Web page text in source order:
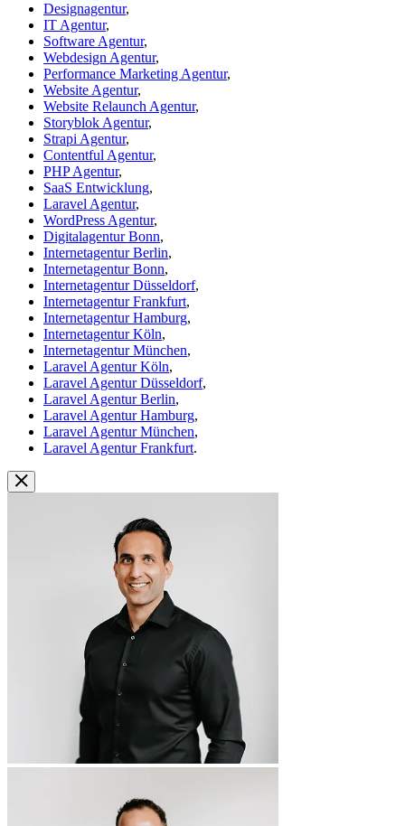
Designagentur,
IT Agentur,
Software Agentur,
Webdesign Agentur,
Performance Marketing Agentur,
Website Agentur,
Website Relaunch Agentur,
Storyblok Agentur,
Strapi Agentur,
Contentful Agentur,
PHP Agentur,
SaaS Entwicklung,
Laravel Agentur,
WordPress Agentur,
Digitalagentur Bonn,
Internetagentur Berlin,
Internetagentur Bonn,
Internetagentur Düsseldorf,
Internetagentur Frankfurt,
Internetagentur Hamburg,
Internetagentur Köln,
Internetagentur München,
Laravel Agentur Köln,
Laravel Agentur Düsseldorf,
Laravel Agentur Berlin,
Laravel Agentur Hamburg,
Laravel Agentur München,
Laravel Agentur Frankfurt.